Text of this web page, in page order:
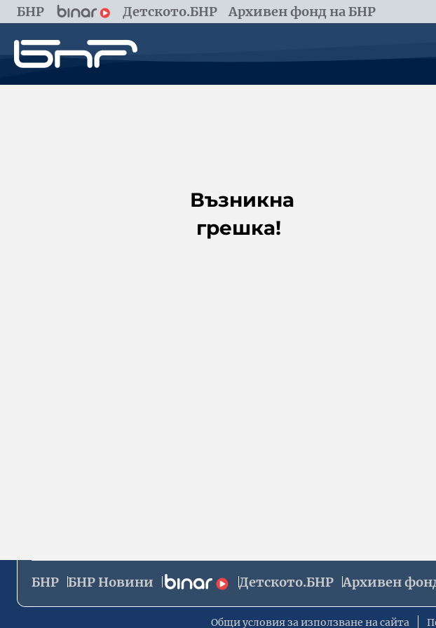
БНР Детското.БНР Архивен фонд на БНР
Възникна
грешка!
БНР БНР Новини Детското.БНР Архивен
Общи условия за използване на сайта